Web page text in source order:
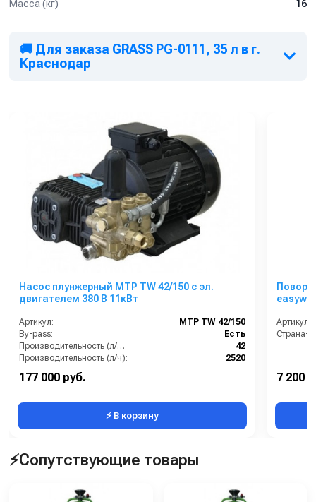
Масса (кг)
16
🚚 Для заказа GRASS PG-0111, 35 л в г.
Краснодар
Насос плунжерный MTP TW 42/150 с эл.
двигателем 380 В 11кВт
Артикул:
MTP TW 42/150
By-pass:
Есть
Производительность (л/мин):
42
Производительность (л/ч):
2520
Вес, кг:
177 000 руб.
⚡ В корзину
Артикул:
Страна-
7 200
⚡Сопутствующие товары